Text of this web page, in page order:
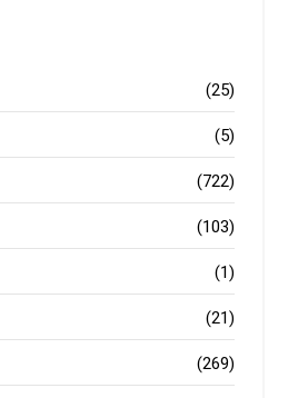
(25)
(5)
(722)
(103)
(1)
(21)
(269)